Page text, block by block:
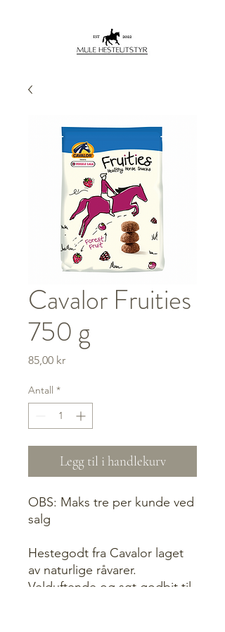
Cavalor Fruities
750 g
85,00 krPris
Antall *
Legg til i handlekurv
OBS: Maks tre per kunde ved
salg
Hestegodt fra Cavalor laget
av naturlige råvarer.
Velduftende og søt godbit til